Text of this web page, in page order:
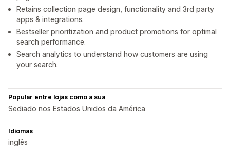
Retains collection page design, functionality and 3rd party
apps & integrations.
Bestseller prioritization and product promotions for optimal
search performance.
Search analytics to understand how customers are using
your search.
Popular entre lojas como a sua
Sediado nos Estados Unidos da América
Idiomas
inglês